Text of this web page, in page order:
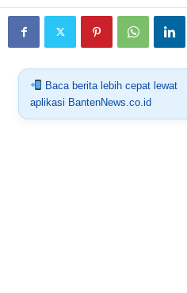
Baca berita lebih cepat lewat
aplikasi BantenNews.co.id